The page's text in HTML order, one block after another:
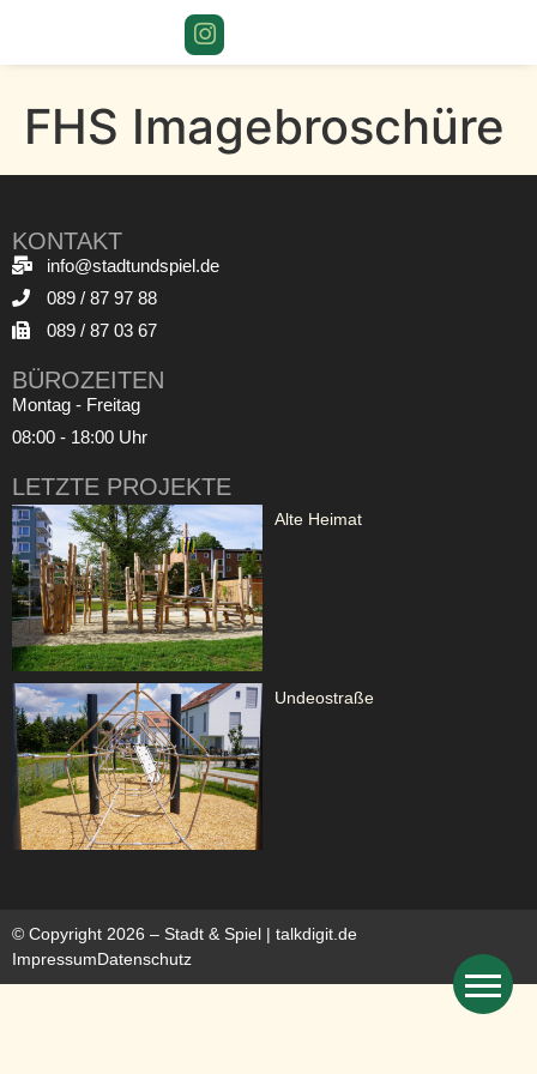
FHS Imagebroschüre
KONTAKT
info@stadtundspiel.de
089 / 87 97 88
089 / 87 03 67
BÜROZEITEN
Montag - Freitag
08:00 - 18:00 Uhr
LETZTE PROJEKTE
Alte Heimat
Undeostraße
© Copyright 2026 – Stadt & Spiel | talkdigit.de
ImpressumDatenschutz